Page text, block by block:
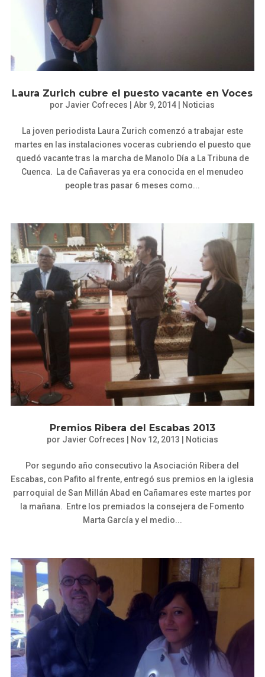
Laura Zurich cubre el puesto vacante en Voces
por Javier Cofreces |Abr 9, 2014 Noticias
La joven periodista Laura Zurich comenzó a trabajar este
martes en las instalaciones voceras cubriendo el puesto que
quedó vacante tras la marcha de Manolo Día a La Tribuna de
Cuenca. La de Cañaveras ya era conocida en el menudeo
people tras pasar 6 meses como...
Premios Ribera del Escabas 2013
por Javier Cofreces Nov 12, 2013 Noticias
Por segundo año consecutivo la Asociación Ribera del
Escabas, con Pafito al frente, entregó sus premios en la iglesia
parroquial de San Millán Abad en Cañamares este martes por
la mañana. Entre los premiados la consejera de Fomento
Marta García y el medio...